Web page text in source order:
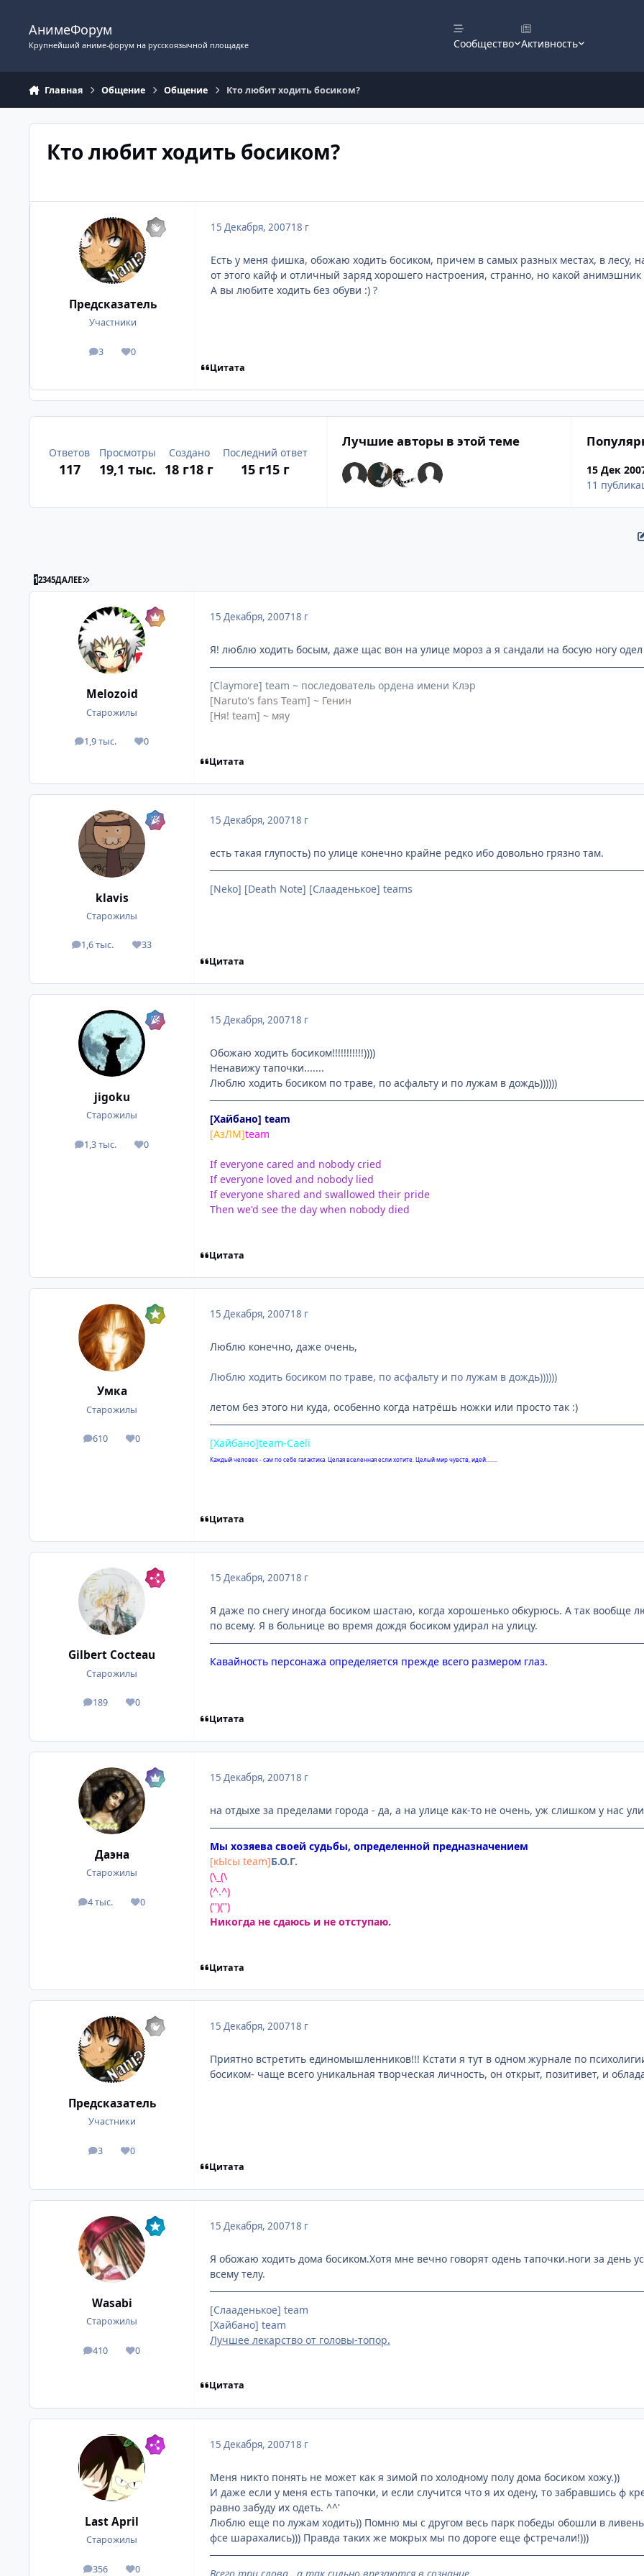
АнимеФорум
Крупнейший аниме-форум на русскоязычной площадке Сообщество Активность
Главная Общение Общение Кто любит ходить босиком?
Кто любит ходить босиком?
Предсказатель
Участники
3
посты 0
Репутация
15 Декабря, 200718 г
Есть у меня фишка, обожаю ходить босиком, причем в самых разных местах, в лесу,
от этого кайф и отличный заряд хорошего настроения, странно, но какой анимэшник
А вы любите ходить без обуви :) ?
Цитата
Ответов
117
Просмотры
19,1 тыс.
Создано
18 г18 г
Последний ответ
15 г15 г
Лучшие авторы в этой теме
15 Дек
11
12345ДАЛЕЕ ПОСЛЕДНЯЯ СТРАНИЦА
Melozoid
Старожилы
1,9 тыс.
посты 0
Репутация
15 Декабря, 200718 г
Я! люблю ходить босым, даже щас вон на улице мороз а я сандали на босую ногу
[Claymore] team ~ последователь ордена имени Клэр
[Naruto's fans Team] ~ Генин
[Ня! team] ~ мяу
Цитата
klavis
Старожилы
1,6 тыс.
посты 33
Репутация
15 Декабря, 200718 г
есть такая глупость) по улице конечно крайне редко ибо довольно грязно там.
[Neko] [Death Note] [Слааденькое] teams
Цитата
jigoku
Старожилы
1,3 тыс.
посты 0
Репутация
15 Декабря, 200718 г
Обожаю ходить босиком!!!!!!!!!!!))))
Ненавижу тапочки.......
Люблю ходить босиком по траве, по асфальту и по лужам в дождь))))))
[Хайбано] team
[АзЛМ]team
If everyone cared and nobody cried
If everyone loved and nobody lied
If everyone shared and swallowed their pride
Then we'd see the day when nobody died
Цитата
Умка
Старожилы
610
посты 0
Репутация
15 Декабря, 200718 г
Люблю конечно, даже очень,
Люблю ходить босиком по траве, по асфальту и по лужам в дождь))))))
летом без этого ни куда, особенно когда натрёшь ножки или просто так :)
[Хайбано]team-Caeli
Каждый человек - сам по себе галактика. Целая вселенная если хотите. Целый мир чувств, идей........
Цитата
Gilbert Cocteau
Старожилы
189
посты 0
Репутация
15 Декабря, 200718 г
Я даже по снегу иногда босиком шастаю, когда хорошенько обкурюсь. А так
по всему. Я в больнице во время дождя босиком удирал на улицу.
Кавайность персонажа определяется прежде всего размером глаз.
Цитата
Даэна
Старожилы
4 тыс.
посты 0
Репутация
15 Декабря, 200718 г
на отдыхе за пределами города - да, а на улице как-то не очень, уж слишком у нас
Мы хозяева своей судьбы, определенной предназначением
[кЫсы team]Б.О.Г.
(\_(\
(^.^)
(")(")
Никогда не сдаюсь и не отступаю.
Цитата
Предсказатель
Участники
3
посты 0
Репутация
15 Декабря, 200718 г
Приятно встретить единомышленников!!! Кстати я тут в одном журнале по
босиком- чаще всего уникальная творческая личность, он открыт, позитивет, и
Цитата
Wasabi
Старожилы
410
посты 0
Репутация
15 Декабря, 200718 г
Я обожаю ходить дома босиком.Хотя мне вечно говорят одень тапочки.ноги за день
всему телу.
[Слааденькое] team
[Хайбано] team
Лучшее лекарство от головы-топор.
Цитата
Last April
Старожилы
356
посты 0
Репутация
15 Декабря, 200718 г
Меня никто понять не может как я зимой по холодному полу дома босиком хожу.))
И даже если у меня есть тапочки, и если случится что я их одену, то забравшись ф
равно забуду их одеть. ^^'
Люблю еще по лужам ходить)) Помню мы с другом весь парк победы обошли в
фсе шарахались))) Правда таких же мокрых мы по дороге еще фстречали!)))